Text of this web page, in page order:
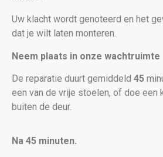
Uw klacht wordt genoteerd en het
dat je wilt laten monteren.
Neem plaats in onze wachtruimte
De reparatie duurt gemiddeld 45
een van de vrije stoelen, of doe een
buiten de deur.
Na 45 minuten.